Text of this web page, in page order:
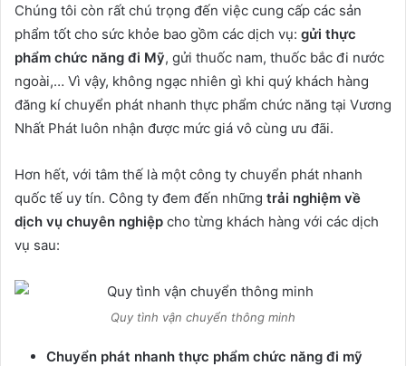
Chúng tôi còn rất chú trọng đến việc cung cấp các sản
phẩm tốt cho sức khỏe bao gồm các dịch vụ: gửi thực
phẩm chức năng đi Mỹ, gửi thuốc nam, thuốc bắc đi nước
ngoài,… Vì vậy, không ngạc nhiên gì khi quý khách hàng
đăng kí chuyển phát nhanh thực phẩm chức năng tại Vương
Nhất Phát luôn nhận được mức giá vô cùng ưu đãi.
Hơn hết, với tâm thế là một công ty chuyển phát nhanh
quốc tế uy tín. Công ty đem đến những trải nghiệm về
dịch vụ chuyên nghiệp cho từng khách hàng với các dịch
vụ sau:
Quy tình vận chuyển thông minh
Chuyển phát nhanh thực phẩm chức năng đi mỹ